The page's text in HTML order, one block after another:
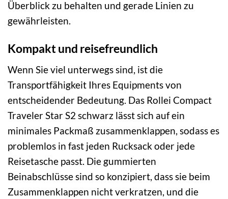
Überblick zu behalten und gerade Linien zu
gewährleisten.
Kompakt und reisefreundlich
Wenn Sie viel unterwegs sind, ist die
Transportfähigkeit Ihres Equipments von
entscheidender Bedeutung. Das Rollei Compact
Traveler Star S2 schwarz lässt sich auf ein
minimales Packmaß zusammenklappen, sodass es
problemlos in fast jeden Rucksack oder jede
Reisetasche passt. Die gummierten
Beinabschlüsse sind so konzipiert, dass sie beim
Zusammenklappen nicht verkratzen, und die